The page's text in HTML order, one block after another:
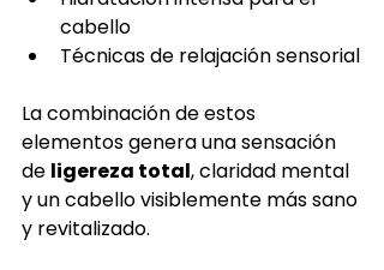
cabello
Técnicas de relajación sensorial
La combinación de estos
elementos genera una sensación
de ligereza total, claridad mental
y un cabello visiblemente más sano
y revitalizado.